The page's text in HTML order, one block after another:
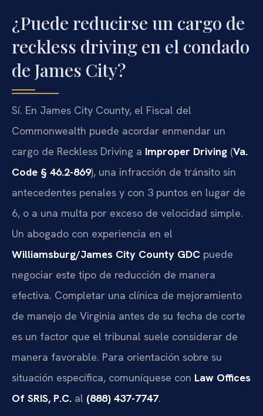
¿Puede reducirse un cargo de
reckless driving en el condado
de James City?
Sí. En James City County, el Fiscal del
Commonwealth puede acordar enmendar un
cargo de Reckless Driving a Improper Driving (Va.
Code § 46.2-869), una infracción de tránsito sin
antecedentes penales y con 3 puntos en lugar de
6, o a una multa por exceso de velocidad simple.
Un abogado con experiencia en el
Williamsburg/James City County GDC puede
negociar este tipo de reducción de manera
efectiva. Completar una clínica de mejoramiento
de manejo de Virginia antes de su fecha de corte
es un factor que el tribunal suele considerar de
manera favorable. Para orientación sobre su
situación específica, comuníquese con Law Offices
Of SRIS, P.C. al (888) 437-7747.